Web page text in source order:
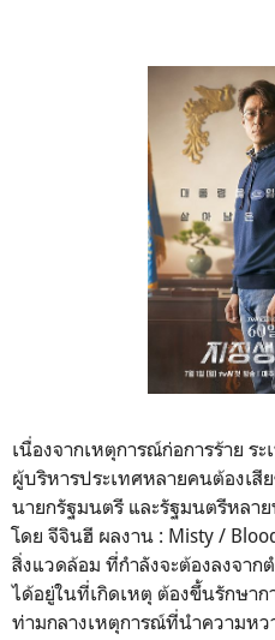
เนื่องจากเหตุการณ์ก่อการร้าย ร
ผู้บริหารประเทศหลายคนต้องเสี
นายกรัฐมนตรี และรัฐมนตรีหลา
โดย จีจินฮี ผลงาน : Misty /
สิ่งแวดล้อม ที่กำลังจะต้องลงจา
ได้อยู่ในที่เกิดเหตุ ต้องขึ้นรักษา
ท่ามกลางเหตุการณ์ที่นำความห